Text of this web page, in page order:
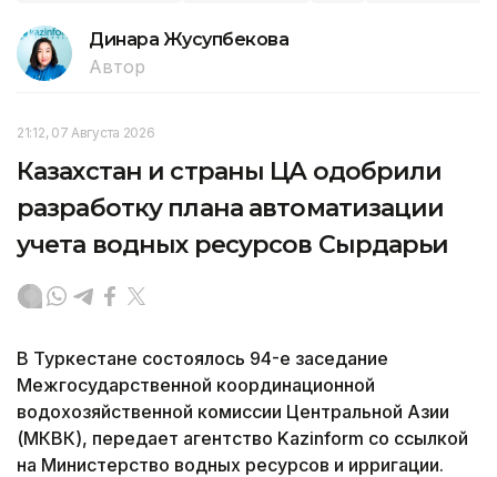
Динара Жусупбекова
Автор
21:12, 07 Августа 2026
Казахстан и страны ЦА одобрили
разработку плана автоматизации
учета водных ресурсов Сырдарьи
В Туркестане состоялось 94-е заседание
Межгосударственной координационной
водохозяйственной комиссии Центральной Азии
(МКВК), передает агентство Kazinform со ссылкой
на Министерство водных ресурсов и ирригации.